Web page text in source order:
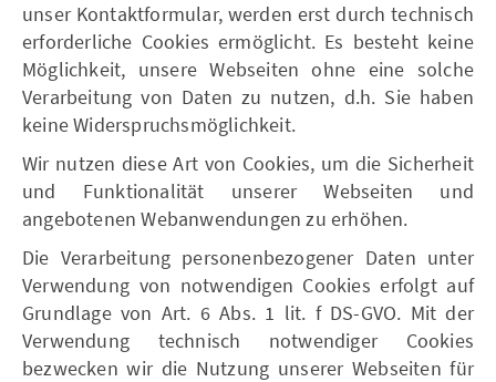
unser Kontaktformular, werden erst durch technisch
erforderliche Cookies ermöglicht. Es besteht keine
Möglichkeit, unsere Webseiten ohne eine solche
Verarbeitung von Daten zu nutzen, d.h. Sie haben
keine Widerspruchsmöglichkeit.
Wir nutzen diese Art von Cookies, um die Sicherheit
und Funktionalität unserer Webseiten und
angebotenen Webanwendungen zu erhöhen.
Die Verarbeitung personenbezogener Daten unter
Verwendung von notwendigen Cookies erfolgt auf
Grundlage von Art. 6 Abs. 1 lit. f DS-GVO. Mit der
Verwendung technisch notwendiger Cookies
bezwecken wir die Nutzung unserer Webseiten für